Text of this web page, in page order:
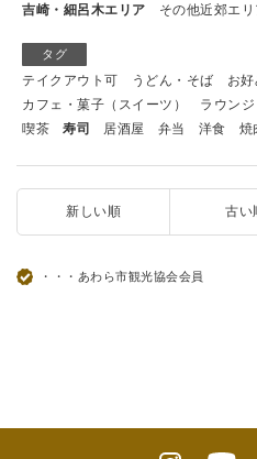
吉崎・細呂木エリア
その他近郊エリ
タグ
テイクアウト可 うどん・そば
お
カフェ・菓子（スイーツ）
ラウン
喫茶
寿司 居酒屋 弁当 洋食 焼
新しい順 古い
・・・あわら市観光協会会員